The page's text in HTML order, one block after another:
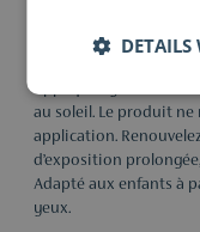
dommages liés à
Conseil d’utilisation:
Appliquez
au soleil. Le produit ne
application.
d’exposition
Adapté aux enfants à
yeux.
DETAILS